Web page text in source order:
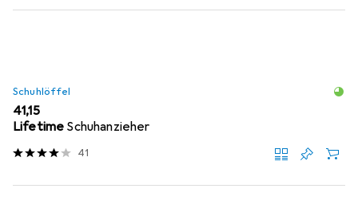
Schuhlöffel
EUR
41,15
Lifetime Schuhanzieher
41